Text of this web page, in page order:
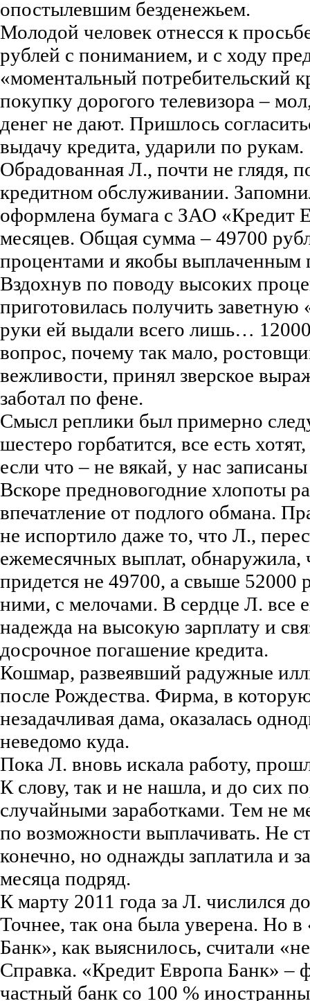
опостылевшим безденежьем.
Молодой человек отнесся к
рублей с пониманием, и с ходу
«моментальный потребительский
покупку дорогого телевизора –
денег не дают. Пришлось
выдачу кредита, ударили по рукам.
Обрадованная Л., почти не глядя,
кредитном обслуживании.
оформлена бумага с ЗАО «Кредит
месяцев. Общая сумма – 49700
процентами и якобы выплаченным
Вздохнув по поводу высоких
приготовилась получить
руки ей выдали всего лишь…
вопрос, почему так мало,
вежливости, принял зверское
заботал по фене.
Смысл реплики был примерно
шестеро горбатится, все есть
если что – не вякай, у нас
Вскоре предновогодние хлопоты
впечатление от подлого обмана.
не испортило даже то, что Л.,
ежемесячных выплат, обнаружила,
придется не 49700, а свыше 52000
ними, с мелочами. В сердце Л. все
надежда на высокую зарплату и
досрочное погашение кредита.
Кошмар, развеявший радужные
после Рождества. Фирма, в
незадачливая дама, оказалась
неведомо куда.
Пока Л. вновь искала работу,
К слову, так и не нашла, и до сих
случайными заработками. Тем не
по возможности выплачивать. Не
конечно, но однажды заплатила и
месяца подряд.
К марту 2011 года за Л. числился
Точнее, так она была уверена. Но
Банк», как выяснилось, считали
Справка. «Кредит Европа Банк» –
частный банк со 100 %